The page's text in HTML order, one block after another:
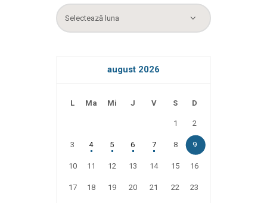
Arhiva
august 2026
L Ma Mi J V S D
1 2
3 4 5 6 7 8 9
10 11 12 13 14 15 16
17 18 19 20 21 22 23